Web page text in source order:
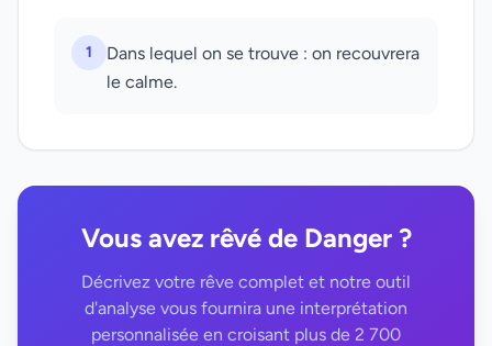
1
Dans lequel on se trouve : on recouvrera
le calme.
Vous avez rêvé de Danger ?
Décrivez votre rêve complet et notre outil
d'analyse vous fournira une interprétation
personnalisée en croisant plus de 2 700